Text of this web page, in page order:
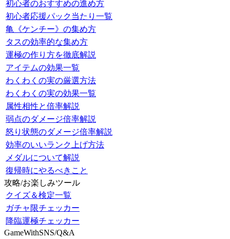
初心者のおすすめの進め方
初心者応援パック当たり一覧
亀《ケンチー》の集め方
タスの効率的な集め方
運極の作り方を徹底解説
アイテムの効果一覧
わくわくの実の厳選方法
わくわくの実の効果一覧
属性相性と倍率解説
弱点のダメージ倍率解説
怒り状態のダメージ倍率解説
効率のいいランク上げ方法
メダルについて解説
復帰時にやるべきこと
攻略/お楽しみツール
クイズ＆検定一覧
ガチャ限チェッカー
降臨運極チェッカー
GameWithSNS/Q&A